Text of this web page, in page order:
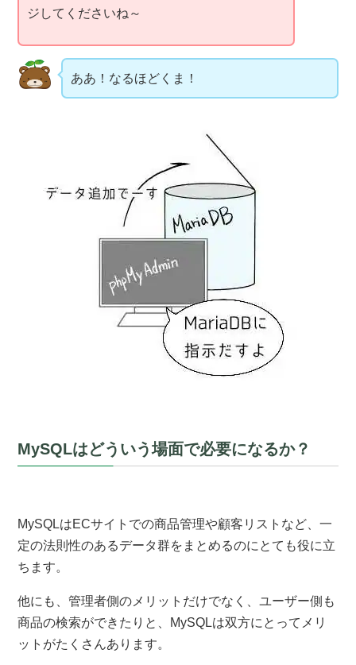
ジしてくださいね～
ああ！なるほどくま！
MySQLはどういう場面で必要になるか？
MySQLはECサイトでの商品管理や顧客リストなど、一
定の法則性のあるデータ群をまとめるのにとても役に立
ちます。
他にも、管理者側のメリットだけでなく、ユーザー側も
商品の検索ができたりと、MySQLは双方にとってメリ
ットがたくさんあります。